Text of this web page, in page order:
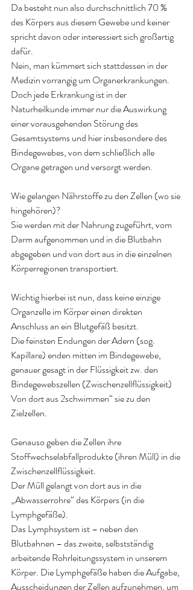
Da besteht nun also durchschnittlich 70 %
des Körpers aus diesem Gewebe und keiner
spricht davon oder interessiert sich großartig
dafür.
Nein, man kümmert sich stattdessen in der
Medizin vorrangig um Organerkrankungen.
Doch jede Erkrankung ist in der
Naturheilkunde immer nur die Auswirkung
einer vorausgehenden Störung des
Gesamtsystems und hier insbesondere des
Bindegewebes, von dem schließlich alle
Organe getragen und versorgt werden.
Wie gelangen Nährstoffe zu den Zellen (wo sie
hingehören)?
Sie werden mit der Nahrung zugeführt, vom
Darm aufgenommen und in die Blutbahn
abgegeben und von dort aus in die einzelnen
Körperregionen transportiert.
Wichtig hierbei ist nun, dass keine einzige
Organzelle im Körper einen direkten
Anschluss an ein Blutgefäß besitzt.
Die feinsten Endungen der Adern (sog.
Kapillare) enden mitten im Bindegewebe,
genauer gesagt in der Flüssigkeit zw. den
Bindegewebszellen (Zwischenzellflüssigkeit)
Von dort aus 2schwimmen“ sie zu den
Zielzellen.
Genauso geben die Zellen ihre
Stoffwechselabfallprodukte (ihren Müll) in die
Zwischenzellflüssigkeit.
Der Müll gelangt von dort aus in die
„Abwasserrohre“ des Körpers (in die
Lymphgefäße).
Das Lymphsystem ist – neben den
Blutbahnen – das zweite, selbstständig
arbeitende Rohrleitungssystem in unserem
Körper. Die Lymphgefäße haben die Aufgabe,
Ausscheidungen der Zellen aufzunehmen, um